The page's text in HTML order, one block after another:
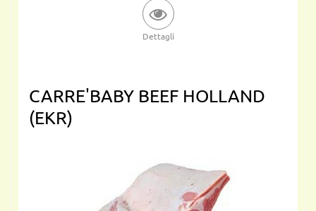
Dettagli
CARRE'BABY BEEF HOLLAND
(EKR)